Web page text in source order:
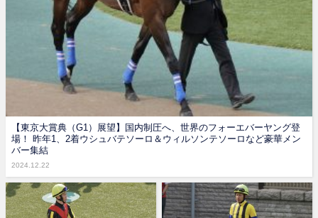
【東京大賞典（G1）展望】国内制圧へ、世界のフォーエバーヤング登
場！ 昨年1、2着ウシュバテソーロ＆ウィルソンテソーロなど豪華メン
バー集結
2024.12.22